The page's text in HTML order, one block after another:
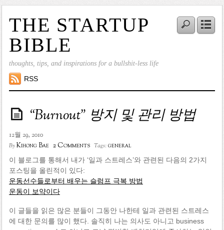
THE STARTUP
BIBLE
thoughts, tips, and inspirations for a bullshit-less life
RSS
“Burnout” 방지 및 관리 방법
12월 29, 2010
ByKihong Bae 2 Comments Tags:general
이 블로그를 통해서 내가 ‘일과 스트레스’와 관련된 다음의 2가지
포스팅을 올린적이 있다:
운동선수들로부터 배우는 슬럼프 극복 방법
운동이 보약이다
이 글들을 읽은 많은 분들이 그동안 나한테 일과 관련된 스트레스
에 대한 문의를 많이 했다. 솔직히 나는 의사도 아니고 business